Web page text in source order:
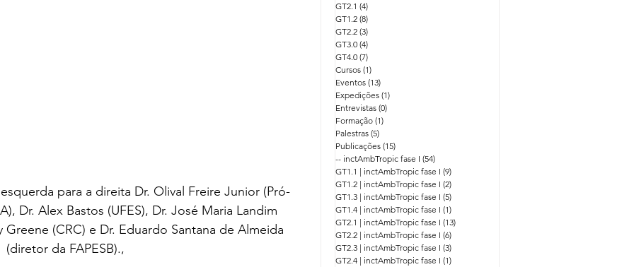
para a direita Dr. Olival Freire Junior (Pró-
Dr. Alex Bastos (UFES), Dr. José Maria Landim
Greene (CRC) e Dr. Eduardo Santana de Almeida
(diretor da FAPESB).,
GT2.1 (4)
GT1.2 (8)
GT2.2 (3)
GT3.0 (4)
GT4.0 (7)
Cursos (1)
Eventos (13)
Expedições (1)
Entrevistas (0)
Formação (1)
Palestras (5)
Publicações (15)
-- inctAmbTropic fase I (54)
GT1.1 | inctAmbTropic fase I (9)
GT1.2 | inctAmbTropic fase I (2)
GT1.3 | inctAmbTropic fase I (5)
GT1.4 | inctAmbTropic fase I (1)
GT2.1 | inctAmbTropic fase I (13)
GT2.2 | inctAmbTropic fase I (6)
GT2.3 | inctAmbTropic fase I (3)
GT2.4 | inctAmbTropic fase I (1)